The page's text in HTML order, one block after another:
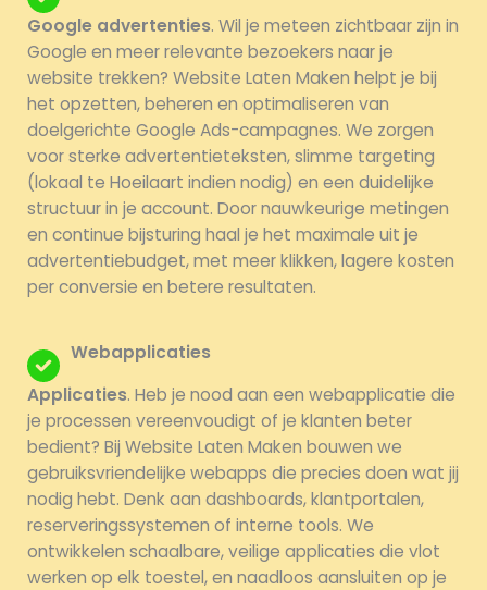
Google advertenties. Wil je meteen zichtbaar zijn in
Google en meer relevante bezoekers naar je
website trekken? Website Laten Maken helpt je bij
het opzetten, beheren en optimaliseren van
doelgerichte Google Ads-campagnes. We zorgen
voor sterke advertentieteksten, slimme targeting
(lokaal te Hoeilaart indien nodig) en een duidelijke
structuur in je account. Door nauwkeurige metingen
en continue bijsturing haal je het maximale uit je
advertentiebudget, met meer klikken, lagere kosten
per conversie en betere resultaten.
Webapplicaties
Applicaties. Heb je nood aan een webapplicatie die
je processen vereenvoudigt of je klanten beter
bedient? Bij Website Laten Maken bouwen we
gebruiksvriendelijke webapps die precies doen wat jij
nodig hebt. Denk aan dashboards, klantportalen,
reserveringssystemen of interne tools. We
ontwikkelen schaalbare, veilige applicaties die vlot
werken op elk toestel, en naadloos aansluiten op je